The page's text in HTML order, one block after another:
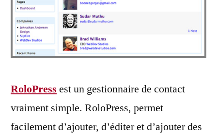
RoloPress est un gestionnaire de contact
vraiment simple. RoloPress, permet
facilement d’ajouter, d’éditer et d’ajouter des